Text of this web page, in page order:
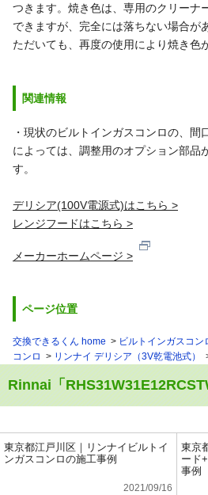
つきます。焼き色は、専用のクリーナ
できますが、完全には落ちない場合が
ただいても、再度の使用により焼き色
関連情報
・現状のビルトインガスコンロの、間
によっては、調整用のオプション部品
す。
デリシア(100V電源式)はこちら >
レンジフードはこちら >
メーカーホームページ >
ページ位置
交換できるくん home ビルトインガスコン
コンロ
リンナイ デリシア（3V乾電池式）
Rinnai「
東京都江戸川区｜リンナイビルトイ
ンガスコンロの施工事例
2021/09/16
東京
ード
事例